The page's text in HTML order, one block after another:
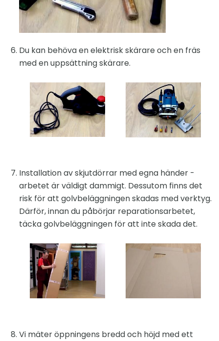
Du kan behöva en elektrisk skärare och en fräs
med en uppsättning skärare.
Installation av skjutdörrar med egna händer -
arbetet är väldigt dammigt. Dessutom finns det
risk för att golvbeläggningen skadas med verktyg.
Därför, innan du påbörjar reparationsarbetet,
täcka golvbeläggningen för att inte skada det.
Vi mäter öppningens bredd och höjd med ett